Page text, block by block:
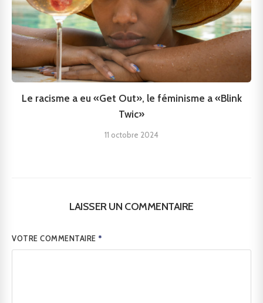
Le racisme a eu «Get Out», le féminisme a «Blink
Twic»
11 octobre 2024
LAISSER UN COMMENTAIRE
VOTRE COMMENTAIRE*